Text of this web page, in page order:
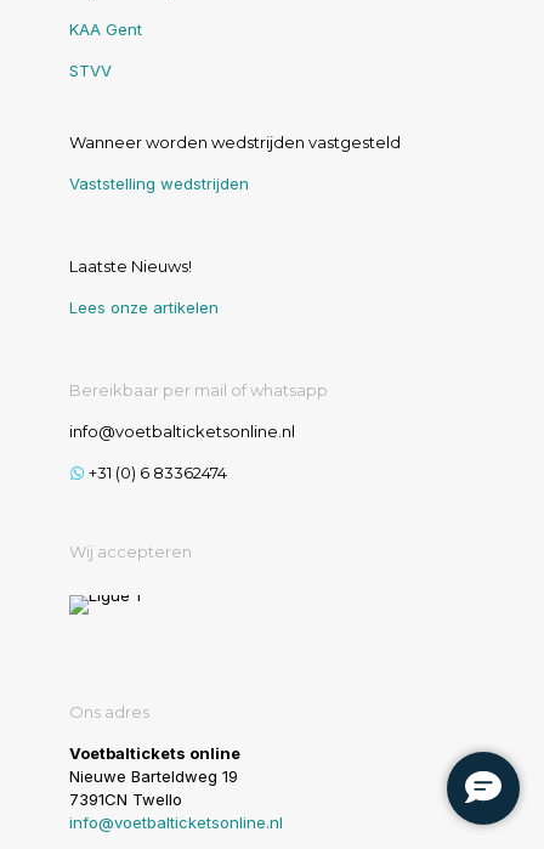
KAA Gent
STVV
Wanneer worden wedstrijden vastgesteld
Vaststelling wedstrijden
Laatste Nieuws!
Lees onze artikelen
Bereikbaar per mail of whatsapp
info@voetbalticketsonline.nl
+31 (0) 6 83362474
Wij accepteren
Ons adres
Voetbaltickets online
Nieuwe Barteldweg 19
7391CN Twello
info@voetbalticketsonline.nl